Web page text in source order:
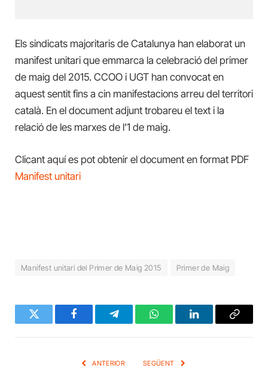
Els sindicats majoritaris de Catalunya han elaborat un
manifest unitari que emmarca la celebració del primer
de maig del 2015. CCOO i UGT han convocat en
aquest sentit fins a cin manifestacions arreu del territori
català. En el document adjunt trobareu el text i la
relació de les marxes de l’1 de maig.
Clicant aquí es pot obtenir el document en format PDF
Manifest unitari
Manifest unitari del Primer de Maig 2015 Primer de Maig
Twitter FacebookTelegramWhatsAppLinkedInCopy
ANTERIOR SEGÜENT